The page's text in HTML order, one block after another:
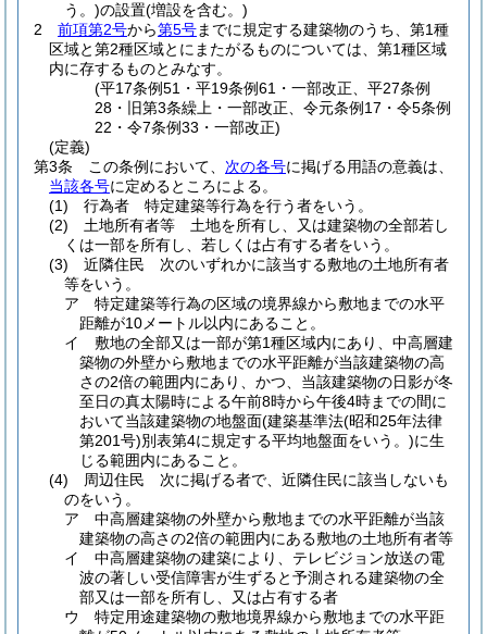
う。)の設置(増設を含む。)
2
前項第2号から第5号までに規定する建築物のうち、第1種
区域と第2種区域とにまたがるものについては、第1種区域
内に存するものとみなす。
(平17条例51・平19条例61・一部改正、平27条例
28・旧第3条繰上・一部改正、令元条例17・令5条例
22・令7条例33・一部改正)
(定義)
第3条
この条例において、 次の各号に掲げる用語の意義は、
当該各号に定めるところによる。
(1)
行為者 特定建築等行為を行う者をいう。
(2)
土地所有者等 土地を所有し、又は建築物の全部若し
くは一部を所有し、若しくは占有する者をいう。
(3)
近隣住民 次のいずれかに該当する敷地の土地所有者
等をいう。
ア
特定建築等行為の区域の境界線から敷地までの水平
距離が10メートル以内にあること。
イ
敷地の全部又は一部が第1種区域内にあり、中高層建
築物の外壁から敷地までの水平距離が当該建築物の高
さの2倍の範囲内にあり、かつ、当該建築物の日影が冬
至日の真太陽時による午前8時から午後4時までの間に
おいて当該建築物の地盤面(建築基準法(昭和25年法律
第201号)別表第4に規定する平均地盤面をいう。)に生
じる範囲内にあること。
(4)
周辺住民 次に掲げる者で、近隣住民に該当しないも
のをいう。
ア
中高層建築物の外壁から敷地までの水平距離が当該
建築物の高さの2倍の範囲内にある敷地の土地所有者等
イ
中高層建築物の建築により、テレビジョン放送の電
波の著しい受信障害が生ずると予測される建築物の全
部又は一部を所有し、又は占有する者
ウ
特定用途建築物の敷地境界線から敷地までの水平距